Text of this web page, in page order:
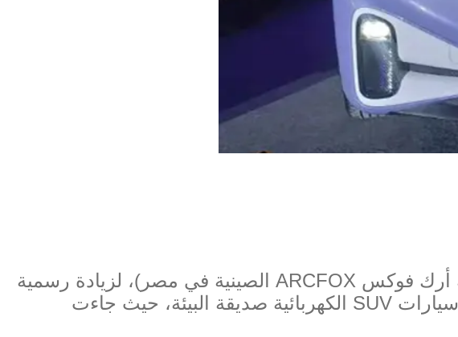
أرك فوكس ARCFOX الصينية في مصر )، لزيادة رسمية
SUV
الكهربائية صديقة البيئة، حيث جاءت